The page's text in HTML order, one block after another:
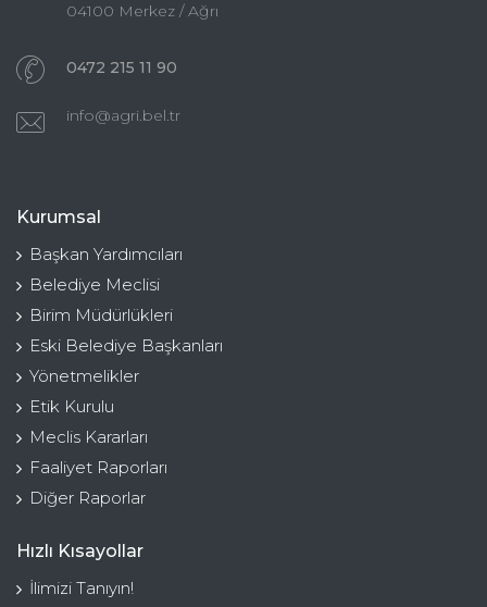
04100 Merkez / Ağrı
0472 215 11 90
info@agri.bel.tr
Kurumsal
Başkan Yardımcıları
Belediye Meclisi
Birim Müdürlükleri
Eski Belediye Başkanları
Yönetmelikler
Etik Kurulu
Meclis Kararları
Faaliyet Raporları
Diğer Raporlar
Hızlı Kısayollar
İlimizi Tanıyın!